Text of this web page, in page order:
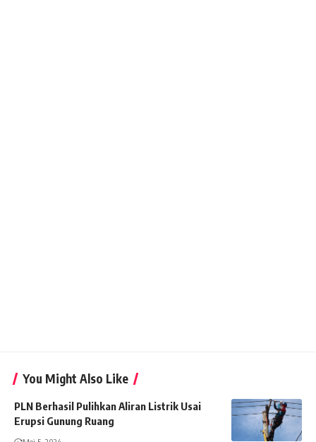
You Might Also Like
PLN Berhasil Pulihkan Aliran Listrik Usai
Erupsi Gunung Ruang